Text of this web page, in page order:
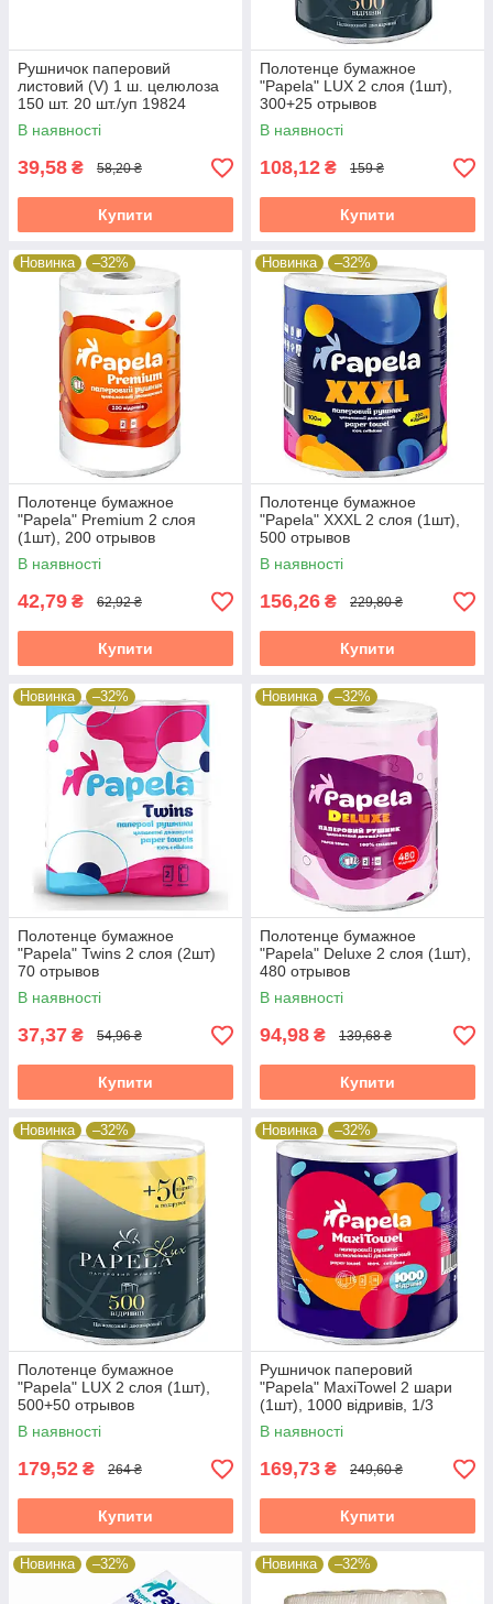
Рушничок паперовий
листовий (V) 1 ш. целюлоза
150 шт. 20 шт./уп 19824
В наявності
39,58 ₴ 58,20 ₴
Купити
Полотенце бумажное
"Papela" LUX 2 слоя (1шт),
300+25 отрывов
В наявності
108,12 ₴ 159 ₴
Купити
Новинка –32%
Полотенце бумажное
"Papela" Premium 2 слоя
(1шт), 200 отрывов
В наявності
42,79 ₴ 62,92 ₴
Купити
Новинка –32%
Полотенце бумажное
"Papela" XXXL 2 слоя (1шт),
500 отрывов
В наявності
156,26 ₴ 229,80 ₴
Купити
Новинка –32%
Полотенце бумажное
"Papela" Twins 2 слоя (2шт)
70 отрывов
В наявності
37,37 ₴ 54,96 ₴
Купити
Новинка –32%
Полотенце бумажное
"Papela" Deluxe 2 слоя (1шт),
480 отрывов
В наявності
94,98 ₴ 139,68 ₴
Купити
Новинка –32%
Полотенце бумажное
"Papela" LUX 2 слоя (1шт),
500+50 отрывов
В наявності
179,52 ₴ 264 ₴
Купити
Новинка –32%
Рушничок паперовий
"Papela" MaxiTowel 2 шари
(1шт), 1000 відривів, 1/3
В наявності
169,73 ₴ 249,60 ₴
Купити
Новинка –32% Новинка –32%